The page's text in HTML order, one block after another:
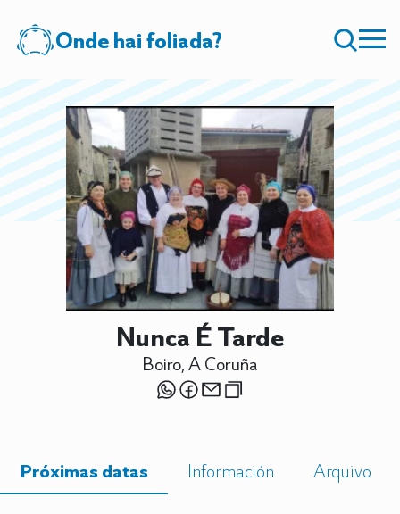
Onde hai foliada?
Nunca É Tarde
Boiro, A Coruña
Próximas datas Información Arquivo